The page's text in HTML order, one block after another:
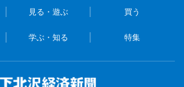
見る・遊ぶ 買う
学ぶ・知る 特集